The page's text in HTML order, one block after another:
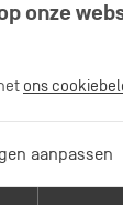
Volg onsonze
ons
aanpassen